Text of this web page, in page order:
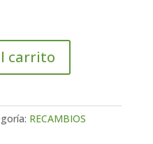
carrito
RECAMBIOS